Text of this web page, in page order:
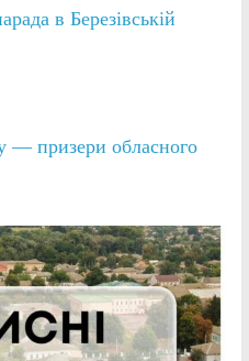
в Березівській
— призери обласного